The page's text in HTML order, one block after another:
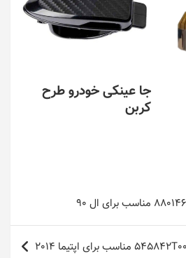
جا عینکی خودرو طرح
کربن